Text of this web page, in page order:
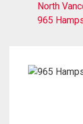
North
965